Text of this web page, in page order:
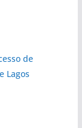
de
Lagos